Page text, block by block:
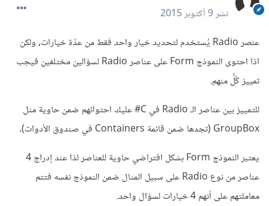
نشر9 أكتوبر 2015
عنصر Radio يُستخدم لتحديد خيار واحد فقط من عدّة خيارات, ولكن
اذا احتوى النموذج Form على عناصر Radio لسؤالين مختلفين فيجب
تمييز كُلٍّ منهم.
للتمييز بين عناصر الـ Radio في C# عليك احتوائهم ضمن حاوية مثل
GroupBox (تجدها ضمن قائمة Containers في صندوق الأدوات).
يعتبر النموذج Form بشكل افتراضي حاوية للعناصر لذا عند إدراج 4
عناصر من نوع Radio على سبيل المثال ضمن النموذج نفسه فتتم
معاملتهم على أنهم 4 خيارات لسؤال واحد.